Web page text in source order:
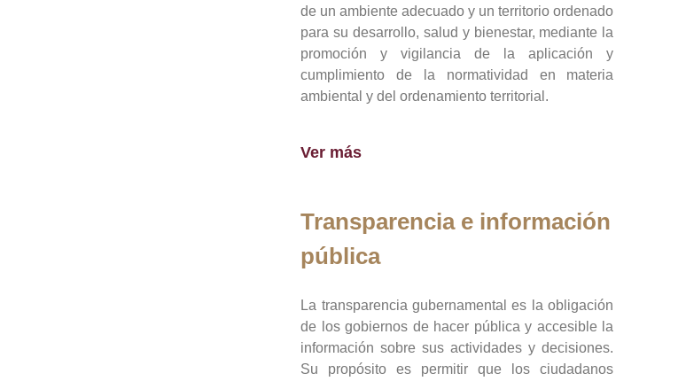
de un ambiente adecuado y un territorio ordenado
para su desarrollo, salud y bienestar, mediante la
promoción y vigilancia de la aplicación y
cumplimiento de la normatividad en materia
ambiental y del ordenamiento territorial.
Ver más
Transparencia e información
pública
La transparencia gubernamental es la obligación
de los gobiernos de hacer pública y accesible la
información sobre sus actividades y decisiones.
Su propósito es permitir que los ciudadanos